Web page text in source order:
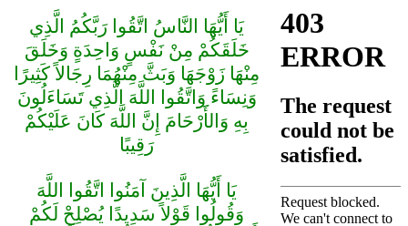
يَا أَيُّهَا النَّاسُ اتَّقُوا رَبَّكُمُ الَّذِي
خَلَقَكُمْ مِنْ نَفْسٍ وَاحِدَةٍ وَخَلَقَ
مِنْهَا زَوْجَهَا وَبَثَّ مِنْهُمَا رِجَالاً كَثِيرًا
وَنِسَاءً وَاتَّقُوا اللَّهَ الَّذِي تَسَاءَلُونَ
بِهِ وَالأََرْحَامَ إِنَّ اللَّهَ كَانَ عَلَيْكُمْ
رَقِيبًا
يَا أَيُّهَا الَّذِينَ آمَنُوا اتَّقُوا اللَّهَ
وَقُولُوا قَوْلاً سَدِيدًا يُصْلِحْ لَكُمْ